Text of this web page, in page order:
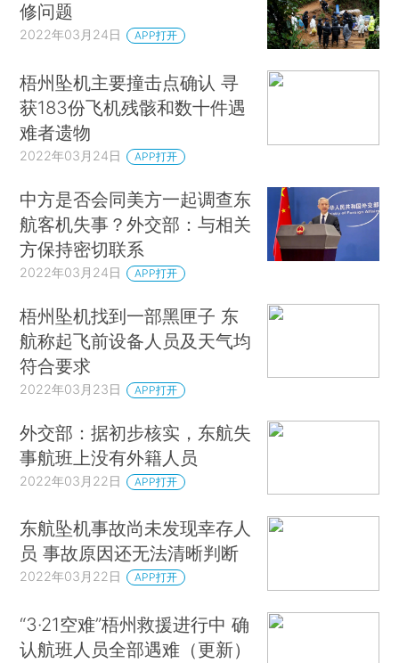
修问题
2022年03月24日 APP打开
梧州坠机主要撞击点确认 寻
获183份飞机残骸和数十件遇
难者遗物
2022年03月24日 APP打开
中方是否会同美方一起调查东
航客机失事？外交部：与相关
方保持密切联系
2022年03月24日 APP打开
梧州坠机找到一部黑匣子 东
航称起飞前设备人员及天气均
符合要求
2022年03月23日 APP打开
外交部：据初步核实，东航失
事航班上没有外籍人员
2022年03月22日 APP打开
东航坠机事故尚未发现幸存人
员 事故原因还无法清晰判断
2022年03月22日 APP打开
“3·21空难”梧州救援进行中 确
认航班人员全部遇难（更新）